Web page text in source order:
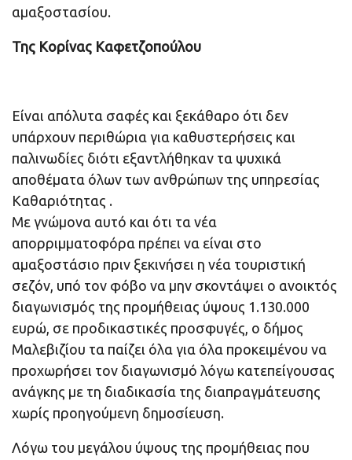
αμαξοστασίου.
Της Κορίνας Καφετζοπούλου
Είναι απόλυτα σαφές και ξεκάθαρο ότι δεν
υπάρχουν περιθώρια για καθυστερήσεις και
παλινωδίες διότι εξαντλήθηκαν τα ψυχικά
αποθέματα όλων των ανθρώπων της υπηρεσίας
Καθαριότητας .
Με γνώμονα αυτό και ότι τα νέα
απορριμματοφόρα πρέπει να είναι στο
αμαξοστάσιο πριν ξεκινήσει η νέα τουριστική
σεζόν, υπό τον φόβο να μην σκοντάψει ο ανοικτός
διαγωνισμός της προμήθειας ύψους 1.130.000
ευρώ, σε προδικαστικές προσφυγές, ο δήμος
Μαλεβιζίου τα παίζει όλα για όλα προκειμένου να
προχωρήσει τον διαγωνισμό λόγω κατεπείγουσας
ανάγκης με τη διαδικασία της διαπραγμάτευσης
χωρίς προηγούμενη δημοσίευση.
Λόγω του μεγάλου ύψους της προμήθειας που